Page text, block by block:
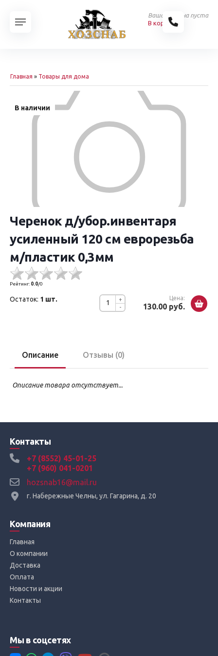
Ваша корзина пуста
В корзину
Главная » Товары для дома
В наличии
Черенок д/убор.инвентаря
усиленный 120 см еврорезьба
м/пластик 0,3мм
Рейтинг: 0.0/0
-
+ Цена:
130.00 руб.
Остаток: 1 шт.
Описание Отзывы (0)
Описание товара отсутствует...
Контакты
+7 (8552) 45-01-25
+7 (960) 041-0201
hozsnab16@mail.ru
г. Набережные Челны, ул. Гагарина, д. 20
Компания
Главная
О компании
Доставка
Оплата
Новости и акции
Контакты
Мы в соцсетях